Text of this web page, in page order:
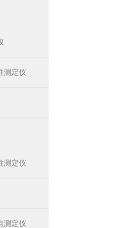
测定仪
测定仪
测定仪